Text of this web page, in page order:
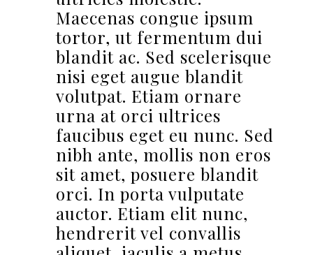
Maecenas congue ipsum
tortor, ut fermentum dui
blandit ac. Sed scelerisque
nisi eget augue blandit
volutpat. Etiam ornare
urna at orci ultrices
faucibus eget eu nunc. Sed
nibh ante, mollis non eros
sit amet, posuere blandit
orci. In porta vulputate
auctor. Etiam elit nunc,
hendrerit vel convallis